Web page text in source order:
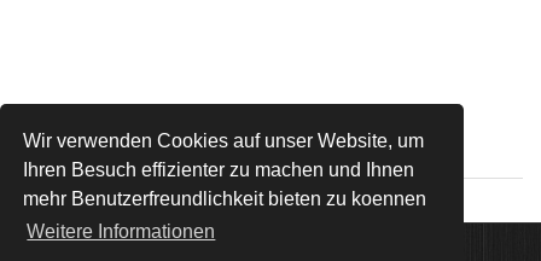
Wir verwenden Cookies auf unser Website, um
Ihren Besuch effizienter zu machen und Ihnen
mehr Benutzerfreundlichkeit bieten zu koennen
Weitere Informationen